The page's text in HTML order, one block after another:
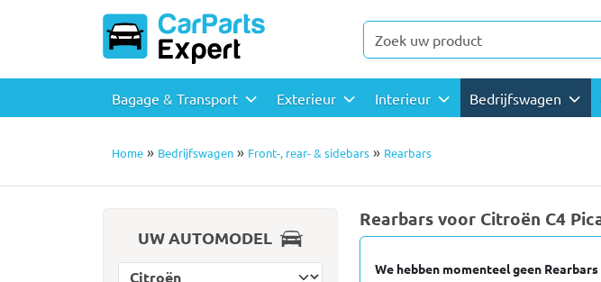
Bagage & Transport Exterieur Interieur Bedrijfswagen
Home » Bedrijfswagen » Front-, rear- & sidebars » Rearbars
UW AUTOMODEL
Selecteer automerk
Rearbars voor Citroën C4
We hebben momenteel geen